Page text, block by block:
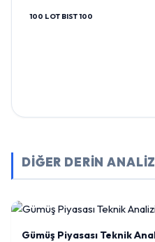
100 LOT BIST 100
DİĞER DERİN
Gümüş Piyasası Teknik